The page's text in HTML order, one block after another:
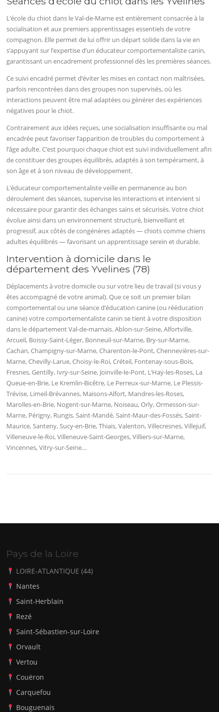
L’école du chiot dans le Val-de-Marne est entièrement consacrée à la
socialisation et aux premiers apprentissages essentiels de votre
compagnon. Elle permet de lui offrir un départ solide dans la vie en
s’appuyant sur l’expertise d’un éducateur comportementaliste canin,
garantissant un encadrement professionnel dès les premières séances.
Ce suivi encadré permet d’éviter les mises en contact non maîtrisées,
parfois rencontrées dans des groupes non supervisés, où les
interactions peuvent être mal adaptées ou générer des expériences
négatives pour le chiot.
Contrairement aux idées reçues, une socialisation insuffisante ou mal
encadrée peut favoriser l’apparition de troubles du comportement à
l’âge adulte. C’est pourquoi chaque chiot est suivi individuellement afin
de constituer des groupes équilibrés, adaptés à son tempérament, à
son âge et à son niveau de développement.
L’éducateur comportementaliste veille en permanence au bon
déroulement des séances, supervise les interactions et intervient si
nécessaire pour garantir des échanges sains et sécurisés. Votre chiot
évolue ainsi dans un environnement structuré, bienveillant et
progressif, aux côtés de congénères adaptés — chiots comme chiens
adultes équilibrés — favorisant un apprentissage serein et durable.
Intervention à domicile dans le
département des Yvelines (78)
Déplacements à votre domicile ou sur votre lieu de travail (si vous y
êtes accompagné de votre animal). Que ce soit un premier bilan
comportemental ou une séance d’éducation canine (ou rééducation
canine) votre comportementaliste canin se tient à votre disposition
dans le département Val-de-marnais. Ablon-sur-Seine, Alfortville,
Arcueil, Boissy-Saint-Léger, Bonneuil-sur-Marne, Bry-sur-Marne,
Cachan, Champigny-sur-Marne, Charenton-le-Pont, Chennevières-sur-
Marne, Chevilly-Larue, Choisy-le-Roi, Créteil, Fontenay-sous-Bois,
Fresnes, Gentilly, Ivry-sur-Seine, Joinville-le-Pont, L’Haÿ-les-Roses, La
Queue-en-Brie, Le Kremlin-Bicêtre, Le Perreux-sur-Marne, Le Plessis-
Trévise, Limeil-Brévannes, Maisons-Alfort, Mandres-les-Roses,
Marolles-en-Brie, Nogent-sur-Marne, Noiseau, Orly, Ormesson-sur-
Marne, Périgny, Rungis, Saint-Mandé, Saint-Maur-des-Fossés, Saint-
Maurice, Santeny, Sucy-en-Brie, Thiais, Valenton, Villecresnes, Villejuif,
Villeneuve-le-Roi, Villeneuve-Saint-Georges, Villiers-sur-Marne,
Vincennes, Vitry-sur-Seine…
Pays de la Loire
LOIRE-ATLANTIQUE (44)
Nantes
Saint-Herblain
Rezé
Saint-Sébastien-sur-Loire
Orvault
Vertou
Couëron
Carquefou
Bouguenais